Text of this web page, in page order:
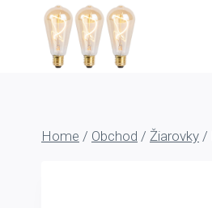
Home / Obchod / Žiarovky /